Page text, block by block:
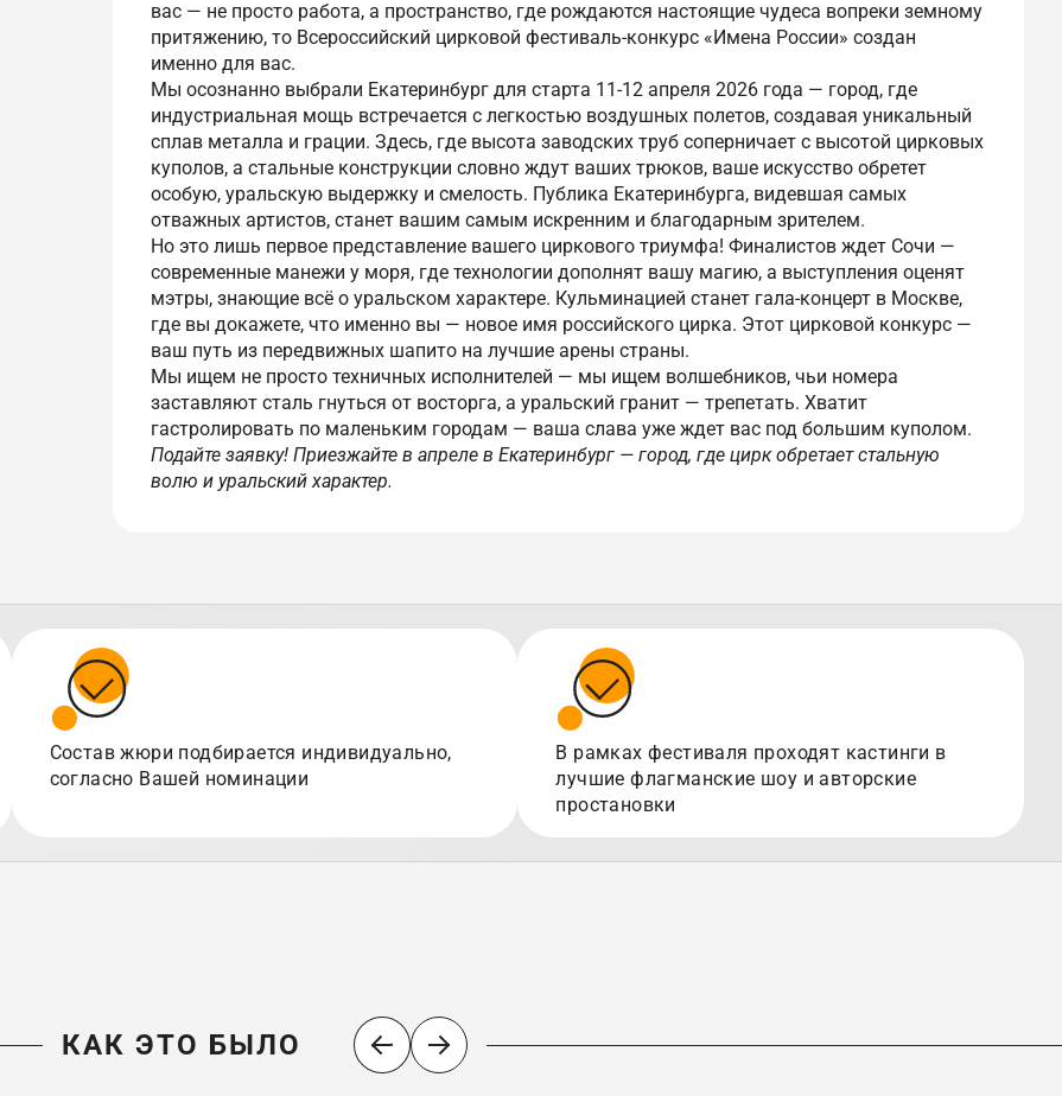
вас — не просто работа, а пространство, где рождаются настоящие чудеса вопреки земному
притяжению, то Всероссийский цирковой фестиваль-конкурс «Имена России» создан
именно для вас.
Мы осознанно выбрали Екатеринбург для старта 11-12 апреля 2026 года — город, где
индустриальная мощь встречается с легкостью воздушных полетов, создавая уникальный
сплав металла и грации. Здесь, где высота заводских труб соперничает с высотой цирковых
куполов, а стальные конструкции словно ждут ваших трюков, ваше искусство обретет
особую, уральскую выдержку и смелость. Публика Екатеринбурга, видевшая самых
отважных артистов, станет вашим самым искренним и благодарным зрителем.
Но это лишь первое представление вашего циркового триумфа! Финалистов ждет Сочи —
современные манежи у моря, где технологии дополнят вашу магию, а выступления оценят
мэтры, знающие всё о уральском характере. Кульминацией станет гала-концерт в Москве,
где вы докажете, что именно вы — новое имя российского цирка. Этот цирковой конкурс —
ваш путь из передвижных шапито на лучшие арены страны.
Мы ищем не просто техничных исполнителей — мы ищем волшебников, чьи номера
заставляют сталь гнуться от восторга, а уральский гранит — трепетать. Хватит
гастролировать по маленьким городам — ваша слава уже ждет вас под большим куполом.
Подайте заявку! Приезжайте в апреле в Екатеринбург — город, где цирк обретает стальную
волю и уральский характер.
Состав жюри подбирается индивидуально,
согласно Вашей номинации
В рамках фестиваля проходят кастинги в
лучшие флагманские шоу и авторские
простановки
КАК ЭТО БЫЛО